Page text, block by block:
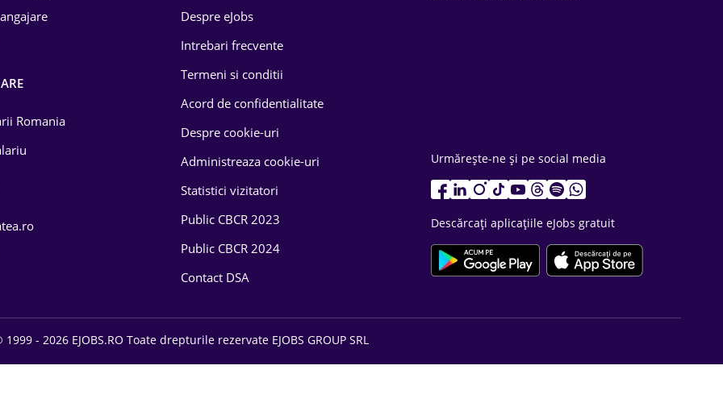
Romania
Despre eJobs
Intrebari frecvente
Termeni si conditii
Acord de confidentialitate
Despre cookie-uri
Administreaza cookie-uri
Statistici vizitatori
Public CBCR 2023
Public CBCR 2024
Contact DSA
Urmărește-ne și pe social media
Descărcați aplicațiile eJobs gratuit
1999 - 2026 EJOBS.RO Toate drepturile rezervate EJOBS GROUP SRL